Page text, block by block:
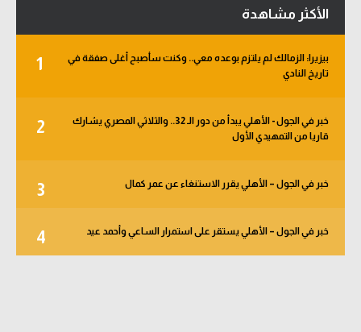
الأكثر مشاهدة
1
بيزيرا: الزمالك لم يلتزم بوعده معي.. وكنت سأصبح أغلى صفقة في
تاريخ النادي
2
خبر في الجول - الأهلي يبدأ من دور الـ 32.. والثلاثي المصري يشارك
قاريا من التمهيدي الأول
3 خبر في الجول – الأهلي يقرر الاستنغاء عن عمر كمال
4 خبر في الجول – الأهلي يستقر على استمرار الساعي وأحمد عيد